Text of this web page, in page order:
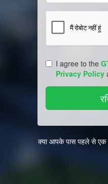
I agree to the
Privacy Policy
क्या आपके पास पहले से एक